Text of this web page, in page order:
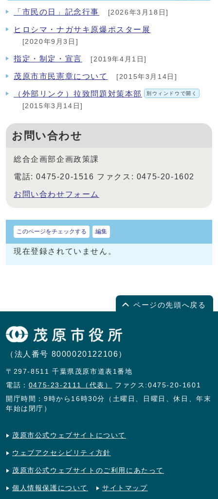
「市民の日」記念行事 [2026年3月18日]
ヒロシマ・ナガサキ原爆ポスター展
[2020年9月3日]
指定・制定・宣言 [2019年4月1日]
茂原市市民憲章について [2015年3月14日]
（外部リンク）拉致問題対策本部 別ウィンドウで開く
[2015年3月14日]
お問い合わせ
総合企画部企画政策課
電話: 0475-20-1516 ファクス: 0475-20-1602
お問い合わせフォーム
このページをチェックする 編集
現在登録されていません。
ページの先頭へ戻る
（法人番号 8000020122106）
〒297-8511 千葉県茂原市道表1番地
電話： 0475-23-2111（代表）
ファクス:0475-20-1601
開庁時間：9時から16時30分（土曜日、日曜日、休日、年末
年始は閉庁）
茂原市公式ウェブサイトについて
ウェブアクセシビリティ方針
茂原市公式ウェブサイトのご利用にあたって
個人情報保護について サイトマップ